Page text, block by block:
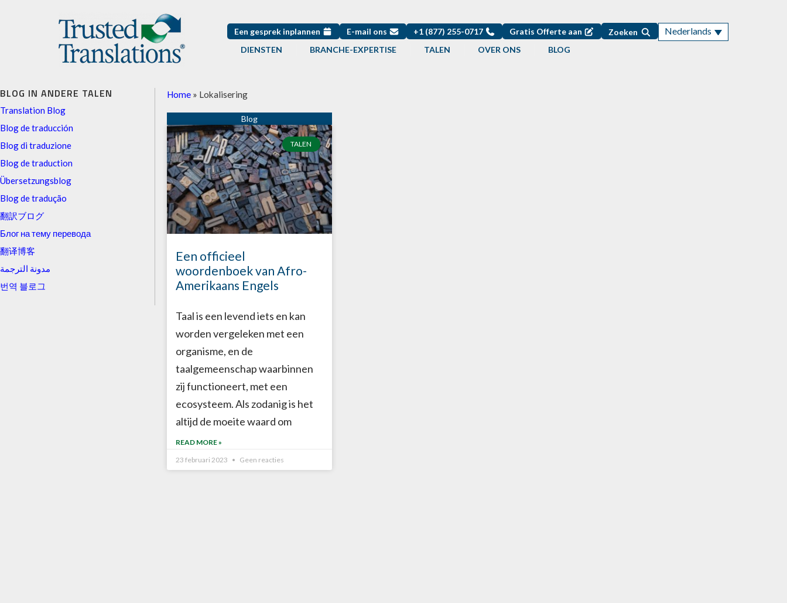
Een gesprek inplannen E-mail ons +1 (877) 255-0717 Gratis Offerte aan Zoeken Nederlands
DIENSTEN BRANCHE-EXPERTISE TALEN OVER ONS BLOG
BLOG IN ANDERE TALEN
Translation Blog
Blog de traducción
Blog di traduzione
Blog de traduction
Übersetzungsblog
Blog de tradução
翻訳ブログ
Блог на тему перевода
翻译博客
مدونة الترجمة
번역 블로그
Home » Lokalisering
TALEN
Een officieel
woordenboek van Afro-
Amerikaans Engels
Taal is een levend iets en kan
worden vergeleken met een
organisme, en de
taalgemeenschap waarbinnen
zij functioneert, met een
ecosysteem. Als zodanig is het
altijd de moeite waard om
READ MORE »
23 februari 2023
Geen reacties